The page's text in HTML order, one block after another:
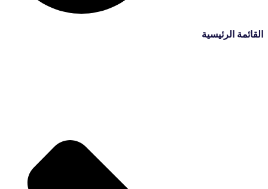
القائمة الرئيسية